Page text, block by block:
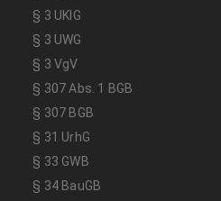
§ 3 UKlG
§ 3 UWG
§ 3 VgV
§ 307 Abs. 1 BGB
§ 307 BGB
§ 31 UrhG
§ 33 GWB
§ 34 BauGB